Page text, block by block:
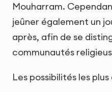
Mouharram.
jeûner également un
après, afin de se
communautés
Les possibilités les